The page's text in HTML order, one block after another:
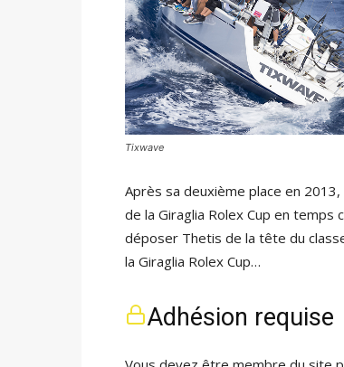
Tixwave
Après sa deuxième place en
de la Giraglia Rolex Cup en
déposer Thetis de la tête du
la Giraglia Rolex Cup…
Adhésion requise